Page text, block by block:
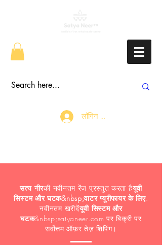
लॉगिन करें
सत्य नीरकी नवीनतम रेंज प्रस्तुत करता हैयूवी
सिस्टम और घटक&nbsp;वाटर प्यूरीफायर के लिए.
नवीनतम खरीदेंयूवी सिस्टम और
घटक&nbsp;satyaneer.com पर बिक्री पर
सर्वोत्तम ऑफ़र तेज़ शिपिंग।